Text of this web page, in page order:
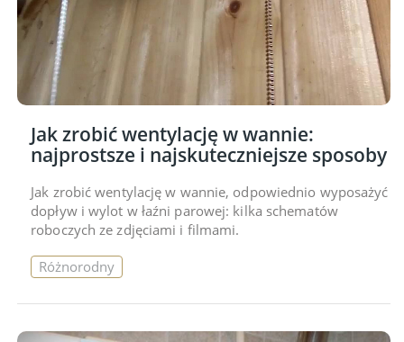
Jak zrobić wentylację w wannie:
najprostsze i najskuteczniejsze sposoby
Jak zrobić wentylację w wannie, odpowiednio wyposażyć
dopływ i wylot w łaźni parowej: kilka schematów
roboczych ze zdjęciami i filmami.
Różnorodny